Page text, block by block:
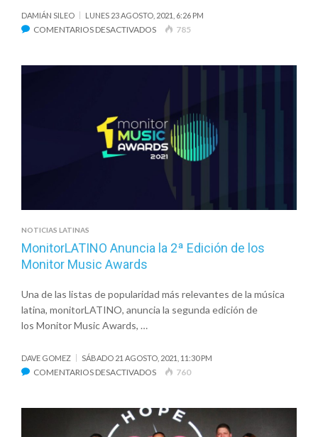
DAMIÁN SILEO LUNES 23 AGOSTO, 2021, 6:26 PM
COMENTARIOS DESACTIVADOSEN
EL
RAZA,
LANZAN
EL
SINGLE
“PRECISO”
785
NOTICIAS LATINAS
MonitorLATINO Anuncia la 2ª Edición de los
Monitor Music Awards
Una de las listas de popularidad más relevantes de la música
latina, monitorLATINO, anuncia la segunda edición de
los Monitor Music Awards, …
DAVE GOMEZ SÁBADO 21 AGOSTO, 2021, 11:30 PM
COMENTARIOS DESACTIVADOSEN
LA
2ª
760